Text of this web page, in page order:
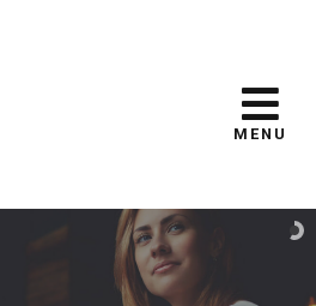
MENU